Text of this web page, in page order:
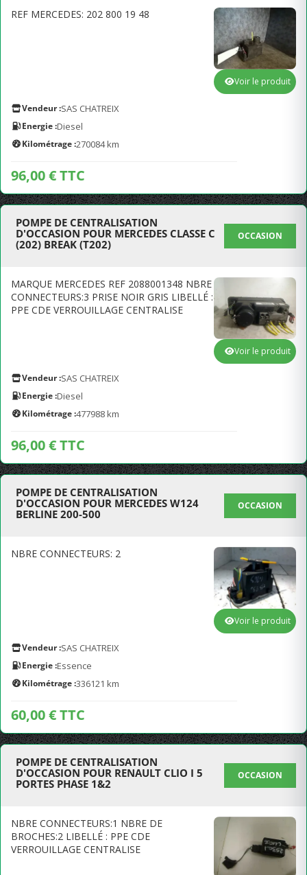
REF MERCEDES: 202 800 19 48
Vendeur :SAS CHATREIX
Energie :Diesel
Kilométrage :270084 km
96,00 € TTC
Voir le produit
POMPE DE CENTRALISATION
D'OCCASION POUR MERCEDES CLASSE C
(202) BREAK (T202)
OCCASION
MARQUE MERCEDES REF 2088001348 NBRE
CONNECTEURS:3 PRISE NOIR GRIS LIBELLÉ :
PPE CDE VERROUILLAGE CENTRALISE
Vendeur :SAS CHATREIX
Energie :Diesel
Kilométrage :477988 km
96,00 € TTC
Voir le produit
POMPE DE CENTRALISATION
D'OCCASION POUR MERCEDES W124
BERLINE 200-500
OCCASION
NBRE CONNECTEURS: 2
Vendeur :SAS CHATREIX
Energie :Essence
Kilométrage :336121 km
60,00 € TTC
Voir le produit
POMPE DE CENTRALISATION
D'OCCASION POUR RENAULT CLIO I 5
PORTES PHASE 1&2
OCCASION
NBRE CONNECTEURS:1 NBRE DE
BROCHES:2 LIBELLÉ : PPE CDE
VERROUILLAGE CENTRALISE